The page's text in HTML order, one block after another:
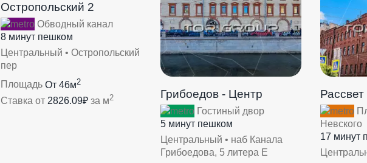
Остропольский 2
Обводный канал
8 минут пешком
Центральный • Остропольский
пер
Площадь От 46м2
Ставка от 2826.09₽ за м2 Грибоедов - Центр
Гостиный двор
5 минут пешком
Центральный • наб Канала
Грибоедова, 5 литера Е
Рассвет
Невского
17 минут